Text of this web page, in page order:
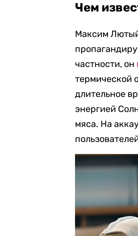
Чем
Максим Лютый
частности, он
термической
длительное
энергией
мяса. На